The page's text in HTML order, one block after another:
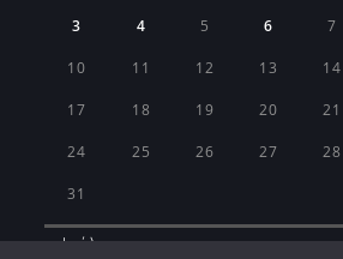
3 4 5 6 7
10 11 12 13 14
17 18 19 20 21
24 25 26 27 28
31
« Ιούλ